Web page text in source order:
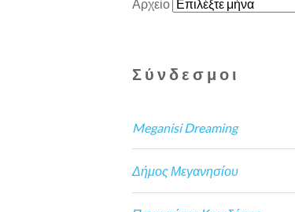
Αρχείο
Σύνδεσμοι
Meganisi Dreaming
Δήμος Μεγανησίου